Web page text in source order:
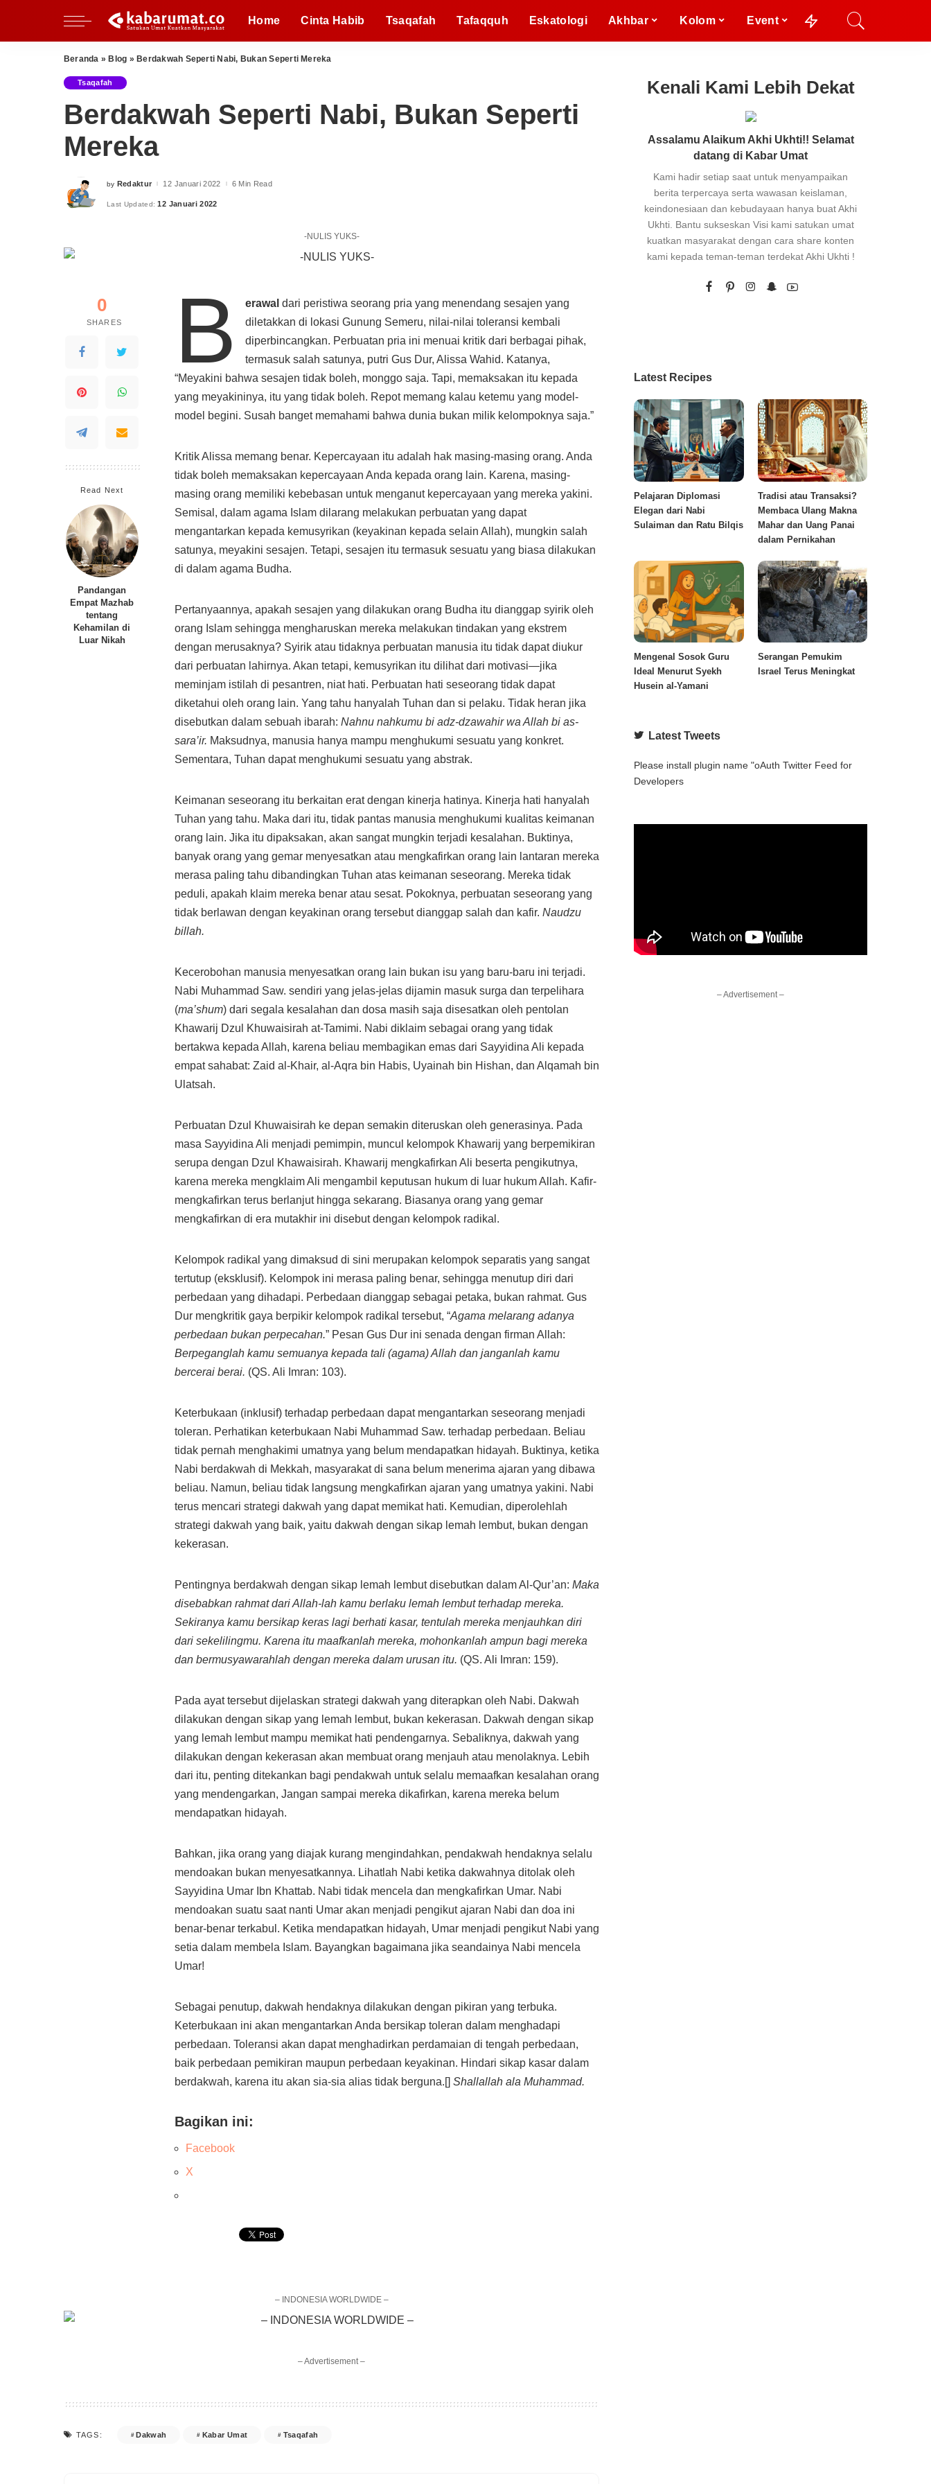
Home Cinta Habib Tsaqafah Tafaqquh Eskatologi Akhbar
Regional
Al Quds
Kolom
Perspektif
Pesantren
Perempuan
Milenial
Event
Kupi
Regional
Perspektif
Milenial
Kupi
Beranda » Blog » Berdakwah Seperti Nabi, Bukan Seperti Mereka
Tsaqafah
Berdakwah Seperti Nabi, Bukan Seperti
Mereka
Posted
by Redaktur 12 Januari 2022 6 Min Read
Last Updated: 12 Januari 2022
-NULIS YUKS-
0
SHARES
Read Next
Pandangan
Empat Mazhab
tentang
Kehamilan di
Luar Nikah
B erawaldari peristiwa seorang pria yang menendang sesajen yang
diletakkan di lokasi Gunung Semeru, nilai-nilai toleransi kembali
diperbincangkan. Perbuatan pria ini menuai kritik dari berbagai pihak,
termasuk salah satunya, putri Gus Dur, Alissa Wahid. Katanya,
“Meyakini bahwa sesajen tidak boleh, monggo saja. Tapi, memaksakan itu kepada
yang meyakininya, itu yang tidak boleh. Repot memang kalau ketemu yang model-
model begini. Susah banget memahami bahwa dunia bukan milik kelompoknya saja.”
Kritik Alissa memang benar. Kepercayaan itu adalah hak masing-masing orang. Anda
tidak boleh memaksakan kepercayaan Anda kepada orang lain. Karena, masing-
masing orang memiliki kebebasan untuk menganut kepercayaan yang mereka yakini.
Semisal, dalam agama Islam dilarang melakukan perbuatan yang dapat
mengantarkan kepada kemusyrikan (keyakinan kepada selain Allah), mungkin salah
satunya, meyakini sesajen. Tetapi, sesajen itu termasuk sesuatu yang biasa dilakukan
di dalam agama Budha.
Pertanyaannya, apakah sesajen yang dilakukan orang Budha itu dianggap syirik oleh
orang Islam sehingga mengharuskan mereka melakukan tindakan yang ekstrem
dengan merusaknya? Syirik atau tidaknya perbuatan manusia itu tidak dapat diukur
dari perbuatan lahirnya. Akan tetapi, kemusyrikan itu dilihat dari motivasi—jika
meminjam istilah di pesantren, niat hati. Perbuatan hati seseorang tidak dapat
diketahui oleh orang lain. Yang tahu hanyalah Tuhan dan si pelaku. Tidak heran jika
disebutkan dalam sebuah ibarah: Nahnu nahkumu bi adz-dzawahir wa Allah bi as-
sara’ir. Maksudnya, manusia hanya mampu menghukumi sesuatu yang konkret.
Sementara, Tuhan dapat menghukumi sesuatu yang abstrak.
Keimanan seseorang itu berkaitan erat dengan kinerja hatinya. Kinerja hati hanyalah
Tuhan yang tahu. Maka dari itu, tidak pantas manusia menghukumi kualitas keimanan
orang lain. Jika itu dipaksakan, akan sangat mungkin terjadi kesalahan. Buktinya,
banyak orang yang gemar menyesatkan atau mengkafirkan orang lain lantaran mereka
merasa paling tahu dibandingkan Tuhan atas keimanan seseorang. Mereka tidak
peduli, apakah klaim mereka benar atau sesat. Pokoknya, perbuatan seseorang yang
tidak berlawan dengan keyakinan orang tersebut dianggap salah dan kafir. Naudzu
billah.
Kecerobohan manusia menyesatkan orang lain bukan isu yang baru-baru ini terjadi.
Nabi Muhammad Saw. sendiri yang jelas-jelas dijamin masuk surga dan terpelihara
(ma’shum) dari segala kesalahan dan dosa masih saja disesatkan oleh pentolan
Khawarij Dzul Khuwaisirah at-Tamimi. Nabi diklaim sebagai orang yang tidak
bertakwa kepada Allah, karena beliau membagikan emas dari Sayyidina Ali kepada
empat sahabat: Zaid al-Khair, al-Aqra bin Habis, Uyainah bin Hishan, dan Alqamah bin
Ulatsah.
Perbuatan Dzul Khuwaisirah ke depan semakin diteruskan oleh generasinya. Pada
masa Sayyidina Ali menjadi pemimpin, muncul kelompok Khawarij yang berpemikiran
serupa dengan Dzul Khawaisirah. Khawarij mengkafirkan Ali beserta pengikutnya,
karena mereka mengklaim Ali mengambil keputusan hukum di luar hukum Allah. Kafir-
mengkafirkan terus berlanjut hingga sekarang. Biasanya orang yang gemar
mengkafirkan di era mutakhir ini disebut dengan kelompok radikal.
Kelompok radikal yang dimaksud di sini merupakan kelompok separatis yang sangat
tertutup (eksklusif). Kelompok ini merasa paling benar, sehingga menutup diri dari
perbedaan yang dihadapi. Perbedaan dianggap sebagai petaka, bukan rahmat. Gus
Dur mengkritik gaya berpikir kelompok radikal tersebut, “Agama melarang adanya
perbedaan bukan perpecahan.” Pesan Gus Dur ini senada dengan firman Allah:
Berpeganglah kamu semuanya kepada tali (agama) Allah dan janganlah kamu
bercerai berai. (QS. Ali Imran: 103).
Keterbukaan (inklusif) terhadap perbedaan dapat mengantarkan seseorang menjadi
toleran. Perhatikan keterbukaan Nabi Muhammad Saw. terhadap perbedaan. Beliau
tidak pernah menghakimi umatnya yang belum mendapatkan hidayah. Buktinya, ketika
Nabi berdakwah di Mekkah, masyarakat di sana belum menerima ajaran yang dibawa
beliau. Namun, beliau tidak langsung mengkafirkan ajaran yang umatnya yakini. Nabi
terus mencari strategi dakwah yang dapat memikat hati. Kemudian, diperolehlah
strategi dakwah yang baik, yaitu dakwah dengan sikap lemah lembut, bukan dengan
kekerasan.
Pentingnya berdakwah dengan sikap lemah lembut disebutkan dalam Al-Qur’an: Maka
disebabkan rahmat dari Allah-lah kamu berlaku lemah lembut terhadap mereka.
Sekiranya kamu bersikap keras lagi berhati kasar, tentulah mereka menjauhkan diri
dari sekelilingmu. Karena itu maafkanlah mereka, mohonkanlah ampun bagi mereka
dan bermusyawarahlah dengan mereka dalam urusan itu. (QS. Ali Imran: 159).
Pada ayat tersebut dijelaskan strategi dakwah yang diterapkan oleh Nabi. Dakwah
dilakukan dengan sikap yang lemah lembut, bukan kekerasan. Dakwah dengan sikap
yang lemah lembut mampu memikat hati pendengarnya. Sebaliknya, dakwah yang
dilakukan dengan kekerasan akan membuat orang menjauh atau menolaknya. Lebih
dari itu, penting ditekankan bagi pendakwah untuk selalu memaafkan kesalahan orang
yang mendengarkan, Jangan sampai mereka dikafirkan, karena mereka belum
mendapatkan hidayah.
Bahkan, jika orang yang diajak kurang mengindahkan, pendakwah hendaknya selalu
mendoakan bukan menyesatkannya. Lihatlah Nabi ketika dakwahnya ditolak oleh
Sayyidina Umar Ibn Khattab. Nabi tidak mencela dan mengkafirkan Umar. Nabi
mendoakan suatu saat nanti Umar akan menjadi pengikut ajaran Nabi dan doa ini
benar-benar terkabul. Ketika mendapatkan hidayah, Umar menjadi pengikut Nabi yang
setia dalam membela Islam. Bayangkan bagaimana jika seandainya Nabi mencela
Umar!
Sebagai penutup, dakwah hendaknya dilakukan dengan pikiran yang terbuka.
Keterbukaan ini akan mengantarkan Anda bersikap toleran dalam menghadapi
perbedaan. Toleransi akan dapat menghadirkan perdamaian di tengah perbedaan,
baik perbedaan pemikiran maupun perbedaan keyakinan. Hindari sikap kasar dalam
berdakwah, karena itu akan sia-sia alias tidak berguna.[] Shallallah ala Muhammad.
Bagikan ini:
Facebook
X
– INDONESIA WORLDWIDE –
– Advertisement –
TAGS: Dakwah Kabar Umat Tsaqafah
Kenali Kami Lebih Dekat
Assalamu Alaikum Akhi Ukhti!! Selamat
datang di Kabar Umat
Kami hadir setiap saat untuk menyampaikan
berita terpercaya serta wawasan keislaman,
keindonesiaan dan kebudayaan hanya buat Akhi
Ukhti. Bantu sukseskan Visi kami satukan umat
kuatkan masyarakat dengan cara share konten
kami kepada teman-teman terdekat Akhi Ukhti !
Latest Recipes
Pelajaran Diplomasi
Elegan dari Nabi
Sulaiman dan Ratu Bilqis
Tradisi atau Transaksi?
Membaca Ulang Makna
Mahar dan Uang Panai
dalam Pernikahan
Mengenal Sosok Guru
Ideal Menurut Syekh
Husein al-Yamani
Serangan Pemukim
Israel Terus Meningkat
Latest Tweets
Please install plugin name "oAuth Twitter Feed for
Developers
– Advertisement –